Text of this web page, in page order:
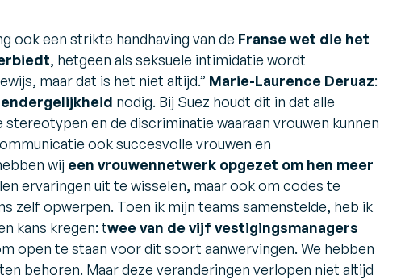
ook een strikte handhaving van de Franse wet die het
, hetgeen als seksuele intimidatie wordt
maar dat is het niet altijd.” Marie-Laurence Deruaz:
nodig. Bij Suez houdt dit in dat alle
en de discriminatie waaraan vrouwen kunnen
ook succesvolle vrouwen en
wij een vrouwennetwerk opgezet om hen meer
ervaringen uit te wisselen, maar ook om codes te
zelf opwerpen. Toen ik mijn teams samenstelde, heb ik
kans kregen: twee van de vijf vestigingsmanagers
open te staan voor dit soort aanwervingen. We hebben
behoren. Maar deze veranderingen verlopen niet altijd